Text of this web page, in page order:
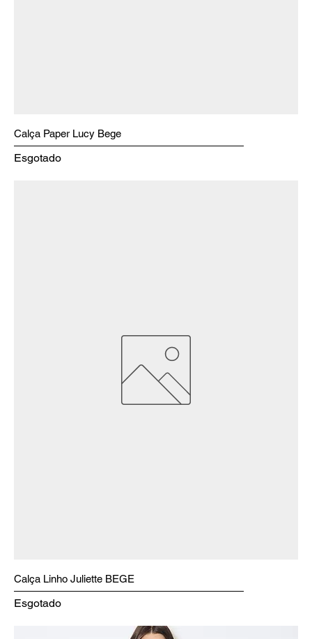
Calça Paper Lucy Bege
Esgotado
Calça Linho Juliette BEGE
Esgotado